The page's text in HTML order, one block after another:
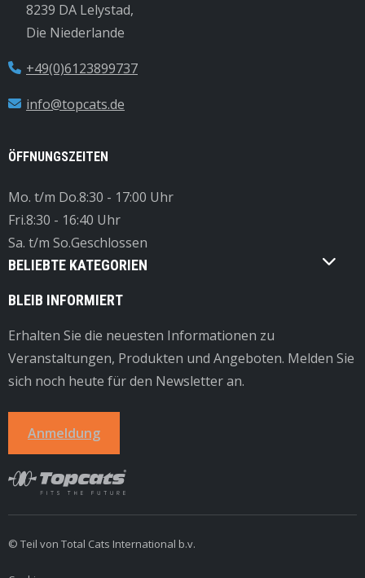
8239 DA Lelystad,
Die Niederlande
+49(0)6123899737
info@topcats.de
ÖFFNUNGSZEITEN
Mo. t/m Do.8:30 - 17:00 Uhr
Fri.8:30 - 16:40 Uhr
Sa. t/m So.Geschlossen
BELIEBTE KATEGORIEN
BLEIB INFORMIERT
Erhalten Sie die neuesten Informationen zu
Veranstaltungen, Produkten und Angeboten. Melden Sie
sich noch heute für den Newsletter an.
Anmeldung
© Teil von Total Cats International b.v.